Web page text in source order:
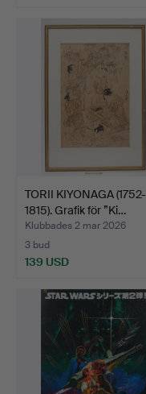
TORII KIYONAGA (1752-
1815). Grafik för ”Ki…
Klubbades 2 mar 2026
3 bud
139 USD